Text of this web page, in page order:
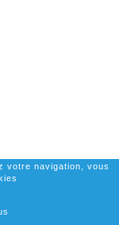
votre navigation, vous